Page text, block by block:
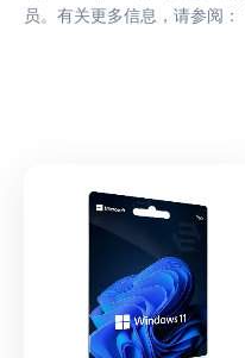
员。有关更多信息，请参阅：